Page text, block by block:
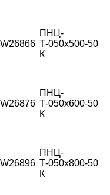
W26866
ПНЦ-
Т-050х500-
К
50
W26876
ПНЦ-
Т-050х600-
К
50
W26896
ПНЦ-
Т-050х800-
К
50